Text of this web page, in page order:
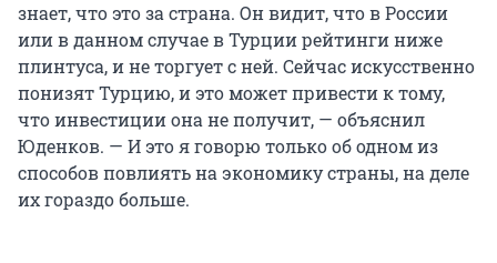
знает, что это за страна. Он видит, что в России
или в данном случае в Турции рейтинги ниже
плинтуса, и не торгует с ней. Сейчас искусственно
понизят Турцию, и это может привести к тому,
что инвестиции она не получит, — объяснил
Юденков. — И это я говорю только об одном из
способов повлиять на экономику страны, на деле
их гораздо больше.